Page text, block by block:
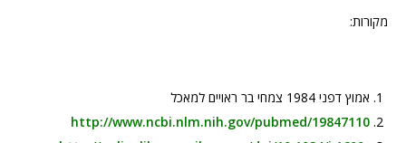
מקורות:
אמוץ דפני 1984 צמחי בר ראויים למאכל
http://www.ncbi.nlm.nih.gov/pubmed/19847110